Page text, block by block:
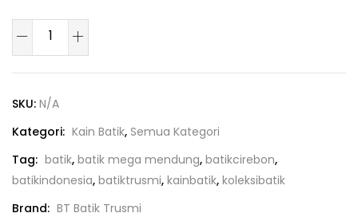
SKU: N/A
Kategori: Kain Batik, Semua Kategori
Tag: batik, batik mega mendung, batikcirebon,
batikindonesia, batiktrusmi, kainbatik, koleksibatik
Brand: BT Batik Trusmi